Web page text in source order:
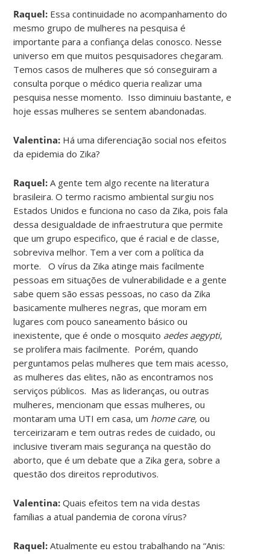
Raquel: Essa continuidade no acompanhamento do
mesmo grupo de mulheres na pesquisa é
importante para a confiança delas conosco. Nesse
universo em que muitos pesquisadores chegaram.
Temos casos de mulheres que só conseguiram a
consulta porque o médico queria realizar uma
pesquisa nesse momento. Isso diminuiu bastante, e
hoje essas mulheres se sentem abandonadas.
Valentina: Há uma diferenciação social nos efeitos
da epidemia do Zika?
Raquel: A gente tem algo recente na literatura
brasileira. O termo racismo ambiental surgiu nos
Estados Unidos e funciona no caso da Zika, pois fala
dessa desigualdade de infraestrutura que permite
que um grupo especifico, que é racial e de classe,
sobreviva melhor. Tem a ver com a política da
morte. O vírus da Zika atinge mais facilmente
pessoas em situações de vulnerabilidade e a gente
sabe quem são essas pessoas, no caso da Zika
basicamente mulheres negras, que moram em
lugares com pouco saneamento básico ou
inexistente, que é onde o mosquito aedes aegypti,
se prolifera mais facilmente. Porém, quando
perguntamos pelas mulheres que tem mais acesso,
as mulheres das elites, não as encontramos nos
serviços públicos. Mas as lideranças, ou outras
mulheres, mencionam que essas mulheres, ou
montaram uma UTI em casa, um home care,ou
terceirizaram e tem outras redes de cuidado, ou
inclusive tiveram mais segurança na questão do
aborto, que é um debate que a Zika gera, sobre a
questão dos direitos reprodutivos.
Valentina: Quais efeitos tem na vida destas
famílias a atual pandemia de corona vírus?
Raquel: Atualmente eu estou trabalhando na “Anis: